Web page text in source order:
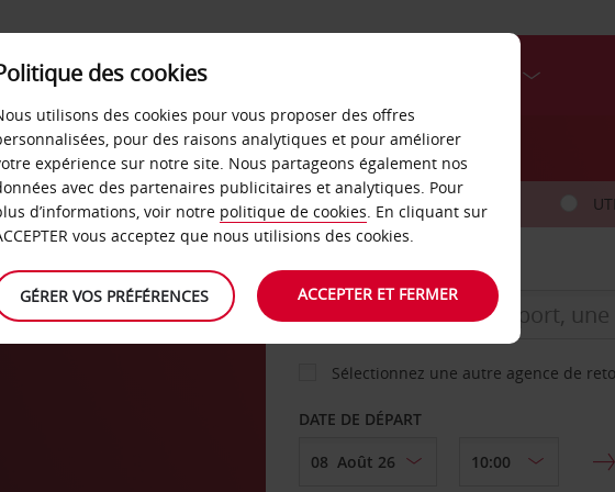
LIBRE-SERVICE
VOITURE
AGENCE DE DÉPART
Sélectionnez une autre agence de
DATE DE DÉPART
des cookies
utilisons des cookies pour vous proposer des offres
pour des raisons analytiques et pour améliorer
expérience sur notre site. Nous partageons également nos
avec des partenaires publicitaires et analytiques. Pour
d’informations, voir notre politique de cookies. En cliquant sur
vous acceptez que nous utilisions des cookies.
GÉRER VOS PRÉFÉRENCES ACCEPTER ET FERMER